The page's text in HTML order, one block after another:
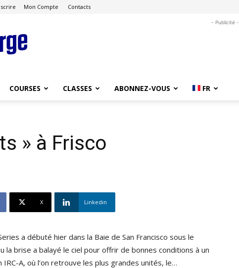
Mon Compte Contacts
- Publicité -
COURSES CLASSES ABONNEZ-VOUS FR
» à Frisco
X Linkedin
a débuté hier dans la Baie de San Francisco sous le
la brise a balayé le ciel pour offrir de bonnes conditions à un
A, où l’on retrouve les plus grandes unités, le…